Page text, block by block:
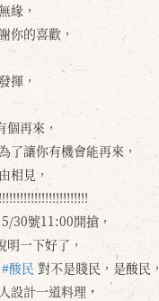
緣，
你的喜歡，
揮，
個再來，
了讓你有機會能再來，
相見，
30號11:00開搶，
明一下好了，
#酸民 對不是賤民，是酸民，
設計一道料理，